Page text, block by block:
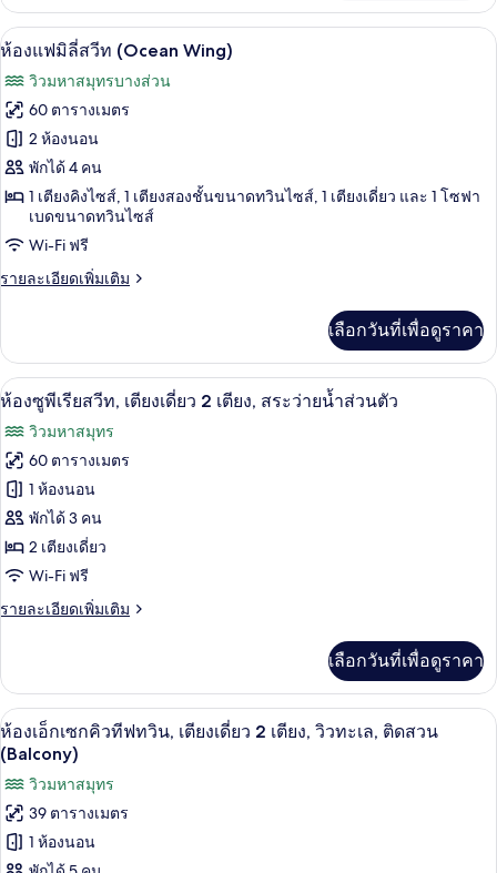
คิง
ไซส์
1
เตียง,
วิว
ทะเล
เกี่ยว
กับ
เอ็ก
คิว
ทีฟ
วิลล่า,
เตียง
คิง
ไซส์
เตียง,
วิว
เปิด
ภาพถ่าย
ทั้งหมด
ของ
ห้อง
แฟ
มิ
Wing)
ห้องแฟมิลี่สวีท (Ocean Wing) | มินิบ
6
ห้องแฟมิลี่สวีท (Ocean Wing)
วิวมหาสมุทรบางส่วน
60 ตารางเมตร
2 ห้องนอน
พักได้ 4 คน
1 เตียงคิงไซส์, 1 เตียงสองชั้นขนาดทวินไซส์, 1 เตียงเดี่ยว และ 1 โซฟา
เบดขนาดทวินไซส์
Wi-Fi ฟรี
รายละเอียดเพิ่มเติม
ราย
เกี่ยว
กับ
ห้อง
มิ
ลี่
สวี
ท
(Ocean
Wing)
เลือกวันที่เพื่อดูราคา
เปิด
ภาพถ่าย
ทั้งหมด
ของ
ห้อง
ซู
พี
เรีย
เตียง
เดี่ยว
2
เตียง,
สระ
ว่าย
ห้องซูพีเรียสวีท, เตียงเดี่ยว 2 เตียง,
7
ห้องซูพีเรียสวีท, เตียงเดี่ยว 2 เตียง, สระว่ายน้ำส่วนตัว
วิวมหาสมุทร
60 ตารางเมตร
1 ห้องนอน
พักได้ 3 คน
2 เตียงเดี่ยว
Wi-Fi ฟรี
รายละเอียดเพิ่มเติม
ราย
เกี่ยว
กับ
ห้อง
ซู
พี
เรีย
สวี
ท,
เตียง
เดี่ยว
เลือกวันที่เพื่อดูราคา
เปิด
ภาพถ่าย
ทั้งหมด
ของ
ห้อง
มินิบาร์, ตู้นิรภัยในห้องพัก, โต๊ะทำงา
5
ห้องเอ็กเซกคิวทีฟทวิน, เตียงเดี่ยว 2 เตียง, วิวทะเล, ติดสวน
(Balcony)
วิวมหาสมุทร
39 ตารางเมตร
1 ห้องนอน